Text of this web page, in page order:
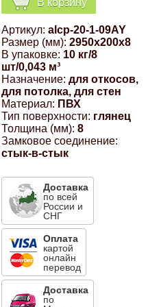
Артикул: alcp-20-1-09AY
Размер (мм): 2950x200x8
В упаковке: 10 кг/8
шт/0,043 м³
Назначение: для откосов,
для потолка, для стен
Материал: ПВХ
Тип поверхности: глянец
Толщина (мм): 8
Замковое соединение:
стык-в-стык
Доставка
по всей
России и
СНГ
Оплата
картой
онлайн
перевод
Доставка
по